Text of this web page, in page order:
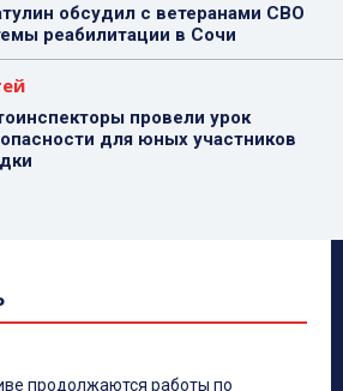
обсудил с ветеранами СВО
реабилитации в Сочи
провели урок
для юных участников
продолжаются работы по